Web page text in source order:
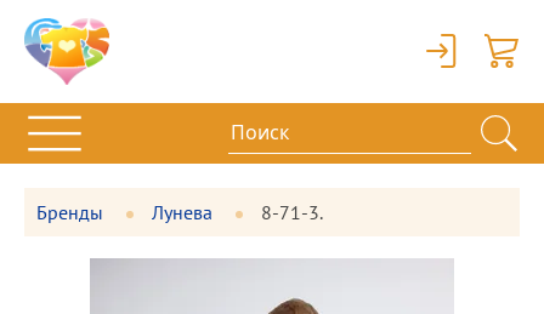
Вход
Бренды Лунева 8-71-3.
Фотографии
Большая